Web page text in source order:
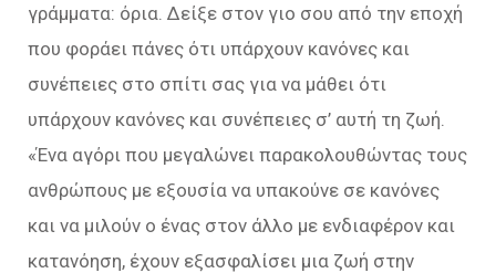
γράμματα: όρια. Δείξε στον γιο σου από την εποχή
που φοράει πάνες ότι υπάρχουν κανόνες και
συνέπειες στο σπίτι σας για να μάθει ότι
υπάρχουν κανόνες και συνέπειες σ’ αυτή τη ζωή.
«Ένα αγόρι που μεγαλώνει παρακολουθώντας τους
ανθρώπους με εξουσία να υπακούνε σε κανόνες
και να μιλούν ο ένας στον άλλο με ενδιαφέρον και
κατανόηση, έχουν εξασφαλίσει μια ζωή στην